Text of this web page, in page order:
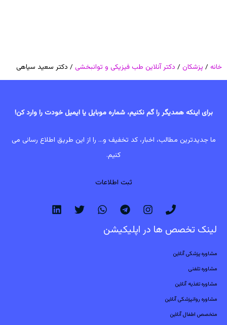
خانه / پزشکان / دکتر آنلاین طب فیزیکی و توانبخشی / دکتر سعید سیاهی
برای اینکه همدیگر را گم نکنیم، شماره موبایل یا ایمیل خودت را وارد کن!
ما جدیدترین مطالب، اخبار، کد تخفیف و... را از این طریق اطلاع رسانی می
کنیم.
ثبت اطلاعات
لینک تخصص ها در اپلیکیشن
مشاوره پزشکی آنلاین
مشاوره تلفنی
مشاوره تغذیه آنلاین
مشاوره روانپزشکی آنلاین
متخصص اطفال آنلاین